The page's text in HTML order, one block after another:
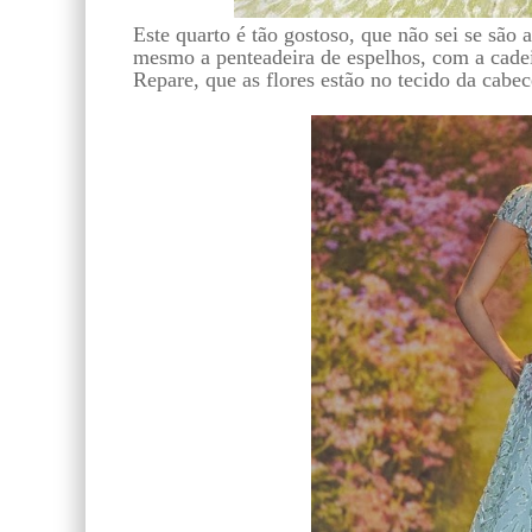
Este quarto é tão gostoso, que não sei se são
mesmo a penteadeira de espelhos, com a
Repare, que as flores estão no tecido da